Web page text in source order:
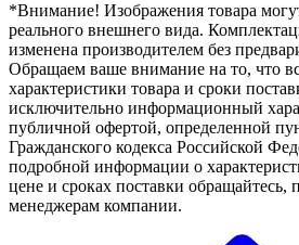
*Внимание! Изображения товара
реального внешнего вида.
изменена производителем без
Обращаем ваше внимание на то, что
характеристики товара и сроки
исключительно информационный
публичной офертой, определенной
Гражданского кодекса Российской
подробной информации о
цене и сроках поставки обращайтесь,
менеджерам компании.